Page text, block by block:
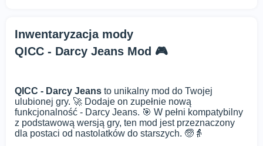
Inwentaryzacja mody
QICC - Darcy Jeans Mod 🎮
QICC - Darcy Jeans to unikalny mod do Twojej
ulubionej gry. 🚀 Dodaje on zupełnie nową
funkcjonalność - Darcy Jeans. 🎯 W pełni kompatybilny
z podstawową wersją gry, ten mod jest przeznaczony
dla postaci od nastolatków do starszych. 🧓👵